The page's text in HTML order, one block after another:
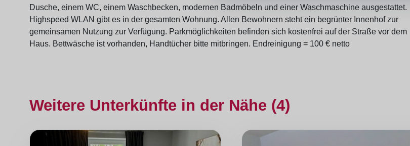
Dusche, einem WC, einem Waschbecken, modernen Badmöbeln und einer Waschmaschine ausgestattet.
Highspeed WLAN gibt es in der gesamten Wohnung. Allen Bewohnern steht ein begrünter Innenhof zur
gemeinsamen Nutzung zur Verfügung. Parkmöglichkeiten befinden sich kostenfrei auf der Straße vor dem
Haus. Bettwäsche ist vorhanden, Handtücher bitte mitbringen. Endreinigung = 100 € netto
Weitere Unterkünfte in der Nähe (4)